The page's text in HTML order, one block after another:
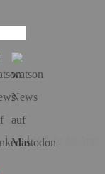
Hol dir die App!